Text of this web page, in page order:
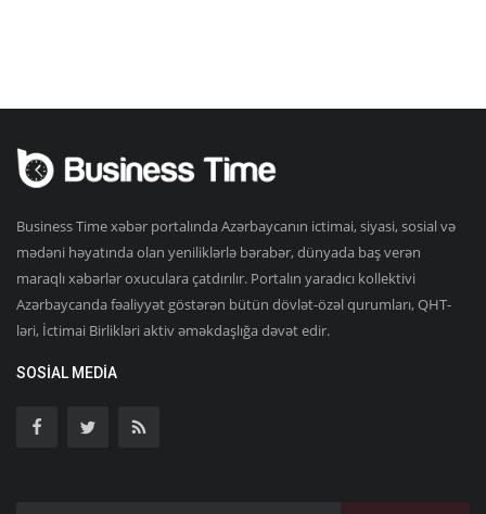
Business Time xəbər portalında Azərbaycanın ictimai, siyasi, sosial və
mədəni həyatında olan yeniliklərlə bərabər, dünyada baş verən
maraqlı xəbərlər oxuculara çatdırılır. Portalın yaradıcı kollektivi
Azərbaycanda fəaliyyət göstərən bütün dövlət-özəl qurumları, QHT-
ləri, İctimai Birlikləri aktiv əməkdaşlığa dəvət edir.
SOSIAL MEDIA